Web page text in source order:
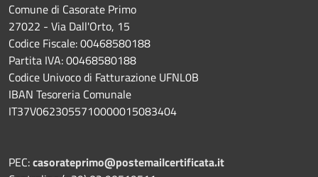
Comune di Casorate Primo
27022 - Via Dall'Orto, 15
Codice Fiscale: 00468580188
Partita IVA: 00468580188
Codice Univoco di Fatturazione UFNL0B
IBAN Tesoreria Comunale
IT37V0623055710000015083404
PEC:casorateprimo@postemailcertificata.it